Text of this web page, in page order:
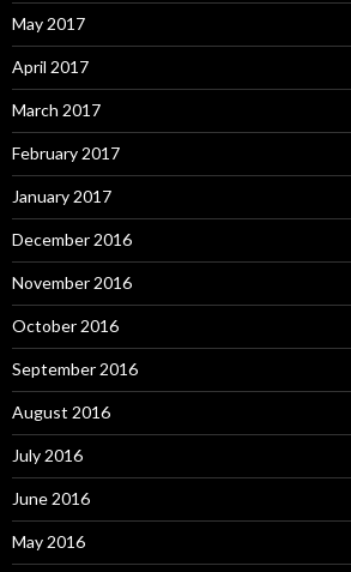
May 2017
April 2017
March 2017
February 2017
January 2017
December 2016
November 2016
October 2016
September 2016
August 2016
July 2016
June 2016
May 2016